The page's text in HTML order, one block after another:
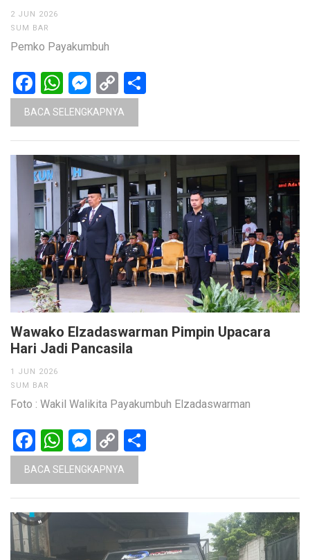
2 JUN 2026
SUM BAR
Pemko Payakumbuh
Facebook
WhatsApp
Messenger
Copy
Link
BACA SELENGKAPNYA
Wawako Elzadaswarman Pimpin Upacara
Hari Jadi Pancasila
1 JUN 2026
SUM BAR
Foto : Wakil Walikita Payakumbuh Elzadaswarman
Facebook
WhatsApp
Messenger
Copy
Link
BACA SELENGKAPNYA